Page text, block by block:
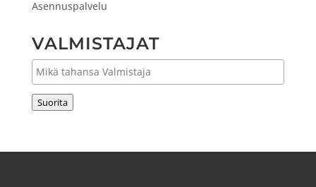
Asennuspalvelu
VALMISTAJAT
Suorita